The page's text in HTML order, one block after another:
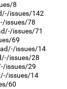
8
issues/142
issues/78
issues/71
69
issues/14
issues/28
issues/29
issues/14
60